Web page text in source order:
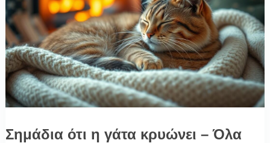
Σημάδια ότι η γάτα κρυώνει – Όλα